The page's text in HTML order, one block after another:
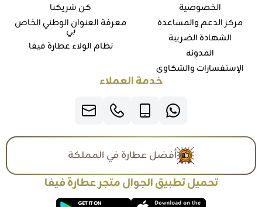
الخصوصية
مركز الدعم والمساعدة
الشهادة الضريبة
المدونة
الإستفسارات والشكاوي
كن شريكنا
معرفة العنوان الوطني الخاص
بي
نظام الولاء عطارة فيفا
خدمة العملاء
أفضل عطارة في المملكة
تحميل تطبيق الجوال متجر عطارة فيفا